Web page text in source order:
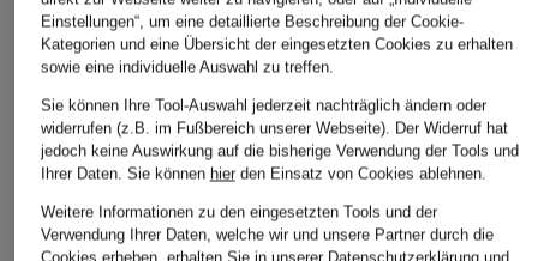
CHF 209
CHF 199
CHF 149
Einstellungen“, um eine detaillierte Beschreibung der Cookie-
Kategorien und eine Übersicht der eingesetzten Cookies zu erhalten
sowie eine individuelle Auswahl zu treffen.
Sie können Ihre Tool-Auswahl jederzeit nachträglich ändern oder
widerrufen (z.B. im Fußbereich unserer Webseite). Der Widerruf hat
jedoch keine Auswirkung auf die bisherige Verwendung der Tools und
Ihrer Daten. Sie können hierden Einsatz von Cookies ablehnen.
Weitere Informationen zu den eingesetzten Tools und der
Verwendung Ihrer Daten, welche wir und unsere Partner durch die
Cookies erheben, erhalten Sie in unserer Datenschutzerklärungund